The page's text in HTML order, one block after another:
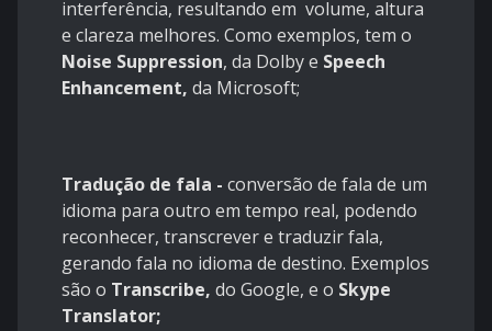
interferência, resultando em volume, altura
e clareza melhores. Como exemplos, tem o
Noise Suppression, da Dolby e Speech
Enhancement, da Microsoft;
Tradução de fala - conversão de fala de um
idioma para outro em tempo real, podendo
reconhecer, transcrever e traduzir fala,
gerando fala no idioma de destino. Exemplos
são o Transcribe, do Google, e o Skype
Translator;